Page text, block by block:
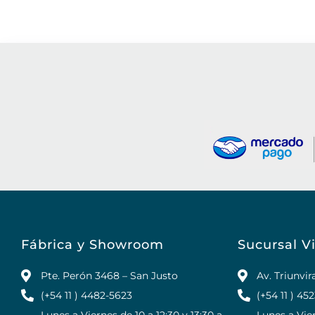
Fábrica y Showroom
Pte. Perón 3468 – San Justo
(+54 11 ) 4482-5623
Sucursal
Av.
(+54 11 )